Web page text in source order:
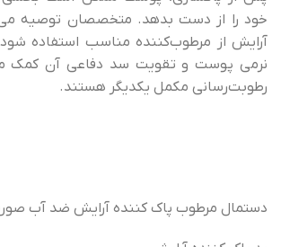
خود را از دست بدهد. متخصصان توصیه
آرایش از مرطوب‌کننده مناسب استفاده
نرمی پوست و تقویت سد دفاعی آن کمک
رطوبت‌رسانی مکمل یکدیگر هستند.
دستمال مرطوب پاک کننده آرایش ضد آب